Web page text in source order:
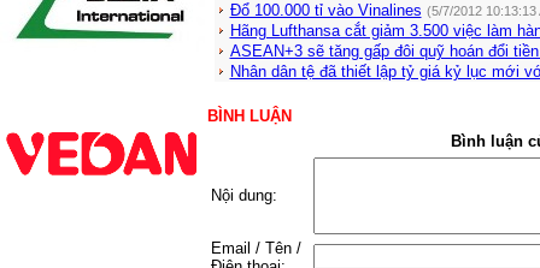
Đổ 100.000 tỉ vào Vinalines (5/7/2012 10:13:13
Hãng Lufthansa cắt giảm 3.500 việc làm
ASEAN+3 sẽ tăng gấp đôi quỹ hoán đổi
Nhân dân tệ đã thiết lập tỷ giá kỷ lục mới
BÌNH LUẬN
Bình luận
Nội dung:
Email / Tên /